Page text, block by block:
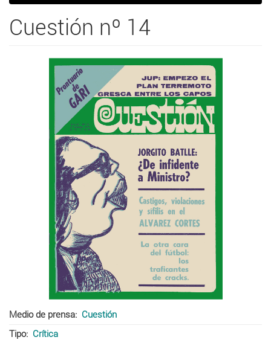
Cuestión nº 14
Medio de prensa
Cuestión
Tipo
Crítica